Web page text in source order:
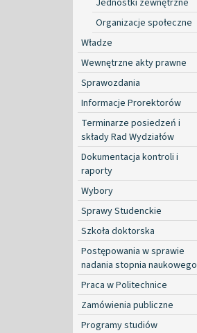
Organizacje społeczne
Władze
Wewnętrzne akty prawne
Sprawozdania
Informacje Prorektorów
Terminarze posiedzeń i
składy Rad Wydziałów
Dokumentacja kontroli i
raporty
Wybory
Sprawy Studenckie
Szkoła doktorska
Postępowania w sprawie
nadania stopnia naukowego
Praca w Politechnice
Zamówienia publiczne
Programy studiów